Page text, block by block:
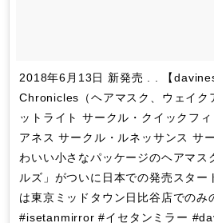
2018年6月13日 新発売 . . 【
Chronicles（ヘアマスク、ウェイク
ットライト サークル・クイックフ
アネス サークル・ルネッサンス サ
わいい小さなパッケージのヘアマス
ルズ」がついに日本での発売スタ
は東京ミッドタウン日比谷店でのみ
#isetanmirror #イセタンミラー